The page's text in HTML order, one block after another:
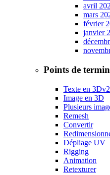
avril
mars
février
janvier
Points de
Texte en 3Dv2
Image en 3D
Plusieurs
Remesh
Convertir
Dépliage UV
Rigging
Animation
Retexturer